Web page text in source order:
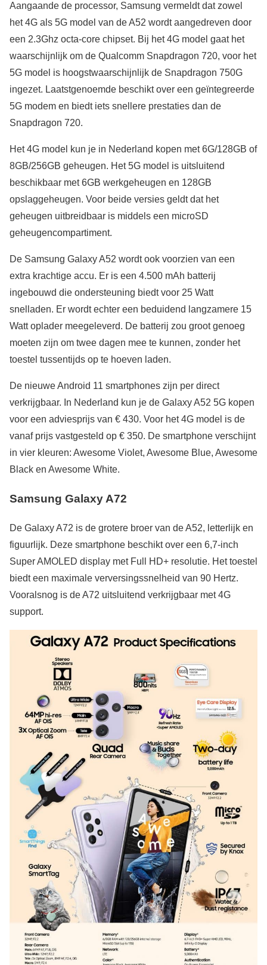
Aangaande de processor, Samsung vermeldt dat zowel
het 4G als 5G model van de A52 wordt aangedreven door
een 2.3Ghz octa-core chipset. Bij het 4G model gaat het
waarschijnlijk om de Qualcomm Snapdragon 720, voor het
5G model is hoogstwaarschijnlijk de Snapdragon 750G
ingezet. Laatstgenoemde beschikt over een geïntegreerde
5G modem en biedt iets snellere prestaties dan de
Snapdragon 720.
Het 4G model kun je in Nederland kopen met 6G/128GB of
8GB/256GB geheugen. Het 5G model is uitsluitend
beschikbaar met 6GB werkgeheugen en 128GB
opslaggeheugen. Voor beide versies geldt dat het
geheugen uitbreidbaar is middels een microSD
geheugencompartiment.
De Samsung Galaxy A52 wordt ook voorzien van een
extra krachtige accu. Er is een 4.500 mAh batterij
ingebouwd die ondersteuning biedt voor 25 Watt
snelladen. Er wordt echter een beduidend langzamere 15
Watt oplader meegeleverd. De batterij zou groot genoeg
moeten zijn om twee dagen mee te kunnen, zonder het
toestel tussentijds op te hoeven laden.
De nieuwe Android 11 smartphones zijn per direct
verkrijgbaar. In Nederland kun je de Galaxy A52 5G kopen
voor een adviesprijs van € 430. Voor het 4G model is de
vanaf prijs vastgesteld op € 350. De smartphone verschijnt
in vier kleuren: Awesome Violet, Awesome Blue, Awesome
Black en Awesome White.
Samsung Galaxy A72
De Galaxy A72 is de grotere broer van de A52, letterlijk en
figuurlijk. Deze smartphone beschikt over een 6,7-inch
Super AMOLED display met Full HD+ resolutie. Het toestel
biedt een maximale verversingssnelheid van 90 Hertz.
Vooralsnog is de A72 uitsluitend verkrijgbaar met 4G
support.